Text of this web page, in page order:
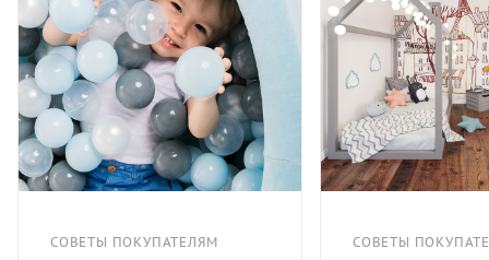
легко можно разобрать и собрать снова. Это удобно,
если бассейн нужно куда-то перевезти или просто
почистить. В комплекте: бассейн, 300 шариков.
Габаритные размеры 1500 х 1500 x 400 мм. Хорошо
моется. Вес 18 кг.
СОВЕТЫ ПОКУПАТЕЛЯМ СОВЕТЫ